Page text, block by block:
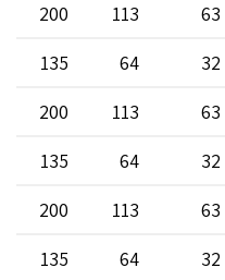
63
113
200
32
64
135
63
113
200
32
64
135
63
113
200
32
64
135